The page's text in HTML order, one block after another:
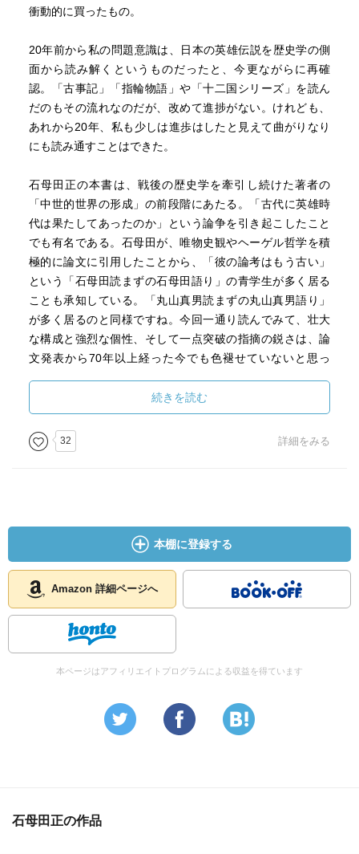
衝動的に買ったもの。
20年前から私の問題意識は、日本の英雄伝説を歴史学の側
面から読み解くというものだったと、今更ながらに再確
認。「古事記」「指輪物語」や「十二国シリーズ」を読ん
だのもその流れなのだが、改めて進捗がない。けれども、
あれから20年、私も少しは進歩はしたと見えて曲がりなり
にも読み通すことはできた。
石母田正の本書は、戦後の歴史学を牽引し続けた著者の
「中世的世界の形成」の前段階にあたる。「古代に英雄時
代は果たしてあったのか」という論争を引き起こしたこと
でも有名である。石母田が、唯物史観やヘーゲル哲学を積
極的に論文に引用したことから、「彼の論考はもう古い」
という「石母田読まずの石母田語り」の青学生が多く居る
ことも承知している。「丸山真男読まずの丸山真男語り」
が多く居るのと同様ですね。今回一通り読んでみて、壮大
な構成と強烈な個性、そして一点突破の指摘の鋭さは、論
文発表から70年以上経った今でも色褪せていないと思っ
日本の古代は、ギリシャのそれとは違い、「民衆の精神や
感情や生活を体現しているような叙事詩」としての英雄伝
説を持たなかった。散文詩になったのは何故か。「古事
「我が国の古代貴族の文学は、散文的英雄（神武天皇）と
浪漫的英雄（ヤマトタケル）を形成し得たが、叙事詩的英
雄は、若干の断片的歌謡（神武東征物語の歌謡群）にかす
かにその存在を記録したのみで、ついに物語として創造し
得なかった」139p‥‥（）内は、私の注。
石母田の「英雄時代」は、十分に深められないまま現代に
和王朝が圧倒的な武力で他を圧倒して、それを貴族階級が
支えた、だから統一王朝が出現したと考えているようだ
は、石母田は知る由もなかった。
続きを読む
32 詳細をみる
本棚に登録する
Amazon 詳細ページへ
本ページはアフィリエイトプログラムによる収益を得ています
石母田正の作品